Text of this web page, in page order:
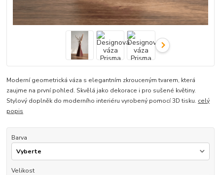
Moderní geometrická váza s elegantním zkrouceným tvarem, která
zaujme na první pohled. Skvělá jako dekorace i pro sušené květiny.
Stylový doplněk do moderního interiéru vyrobený pomocí 3D tisku. celý
popis
Barva
Velikost